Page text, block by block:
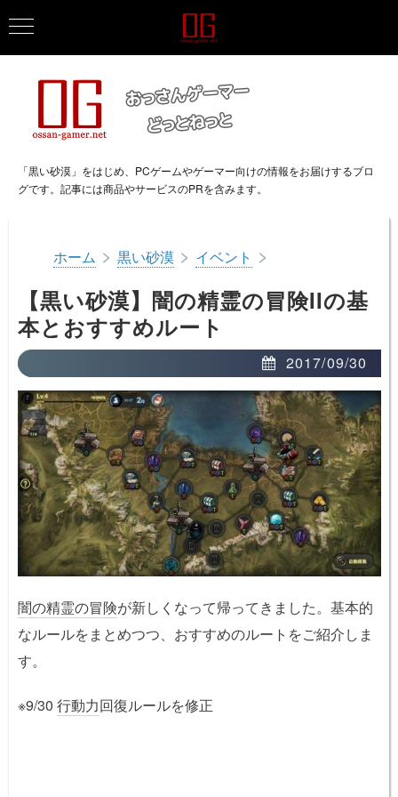
「黒い砂漠」をはじめ、PCゲームやゲーマー向けの情報をお届けするブロ
グです。記事には商品やサービスのPRを含みます。
ホーム > 黒い砂漠 > イベント >
【黒い砂漠】闇の精霊の冒険IIの基
本とおすすめルート
2017/09/30
闇の精霊の冒険が新しくなって帰ってきました。基本的
なルールをまとめつつ、おすすめのルートをご紹介しま
す。
※9/30 行動力回復ルールを修正